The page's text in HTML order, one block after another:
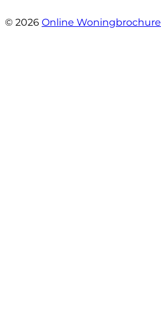
© 2026 Online Woningbrochure